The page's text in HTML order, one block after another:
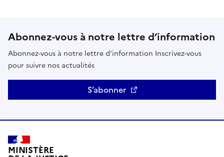
Abonnez-vous à notre lettre d’information
Abonnez-vous à notre lettre d’information Inscrivez-vous
pour suivre nos actualités
S’abonner
MINISTÈRE